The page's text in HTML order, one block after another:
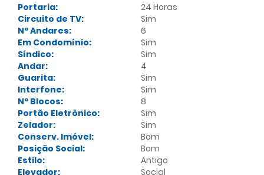
Portaria:
24 Horas
Circuito de TV:
Sim
Nº Andares:
6
Em Condomínio:
Sim
Síndico:
Sim
Andar:
4
Guarita:
Sim
Interfone:
Sim
Nº Blocos:
8
Portão Eletrônico:
Sim
Zelador:
Sim
Conserv. Imóvel:
Bom
Posição Social:
Bom
Estilo:
Antigo
Elevador:
Social